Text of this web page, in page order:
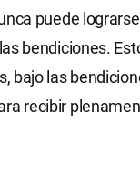
puede
bendiciones.
bajo las
recibir